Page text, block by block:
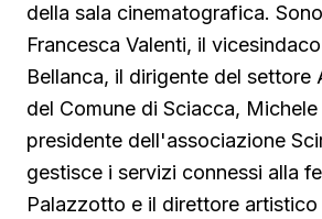
della sala cinematografica.
Francesca Valenti, il
Bellanca, il dirigente del settore
del Comune di Sciacca,
presidente dell'associazione
gestisce i servizi connessi alla
Palazzotto e il direttore artistico